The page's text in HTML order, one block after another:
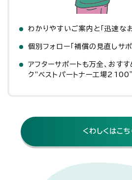
わかりやすいご案内と「迅速な
個別フォロー「補償の見直しサポ
アフターサポートも万全、 おすす
ク “ベストパートナー工場2100”
くわしくはこち